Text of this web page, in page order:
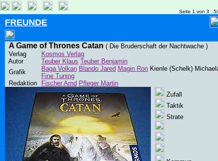
Seite 1 von 3
FREUNDE
A Game of Thrones Catan ( Die Bruderschaft der Nachtwache )
Verlag
Kosmos Verlag
Autor
Teuber Klaus Teuber Benjamin
Grafik
Baga Volkan Blando Jared Magin Ron Kienle (Schelk)
Fine Tuning
Redaktion
Fischer Arnd Pfleger Martin
Zufall
Taktik
Strate